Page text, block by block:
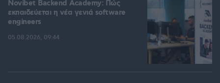
Novibet Backend Academy: Πώς
εκπαιδεύεται η νέα γενιά software
engineers
05.08.2026, 09:44